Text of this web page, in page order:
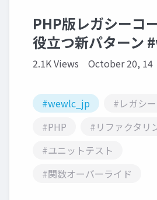
PHP版レガシーコ
役立つ新パターン
2.1K Views October 20, 14
#wewlc_jp
#レガシ
#PHP
#リファクタリ
#ユニットテスト
#関数オーバーライド